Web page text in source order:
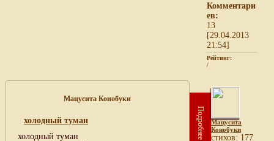
Комментари
ев:
13
[29.04.2013
21:54]
Рейтинг:
/
Мацусита Конобуки
холодный туман
холодный туман
Подробнее
Мацусита
Конобуки
cтихов: 177